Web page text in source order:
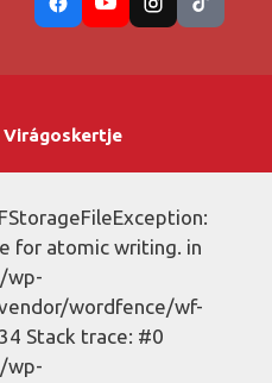
Virágoskertje
for atomic writing. in
wp-
wordfence/wf-
Stack trace: #0
wp-